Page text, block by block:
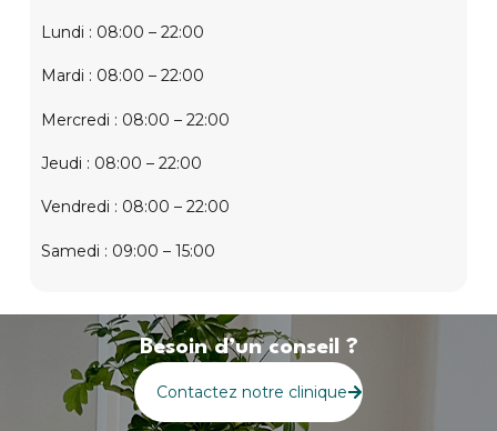
Lundi : 08:00 – 22:00
Mardi : 08:00 – 22:00
Mercredi : 08:00 – 22:00
Jeudi : 08:00 – 22:00
Vendredi : 08:00 – 22:00
Samedi : 09:00 – 15:00
Besoin d’un conseil ?
Contactez notre clinique